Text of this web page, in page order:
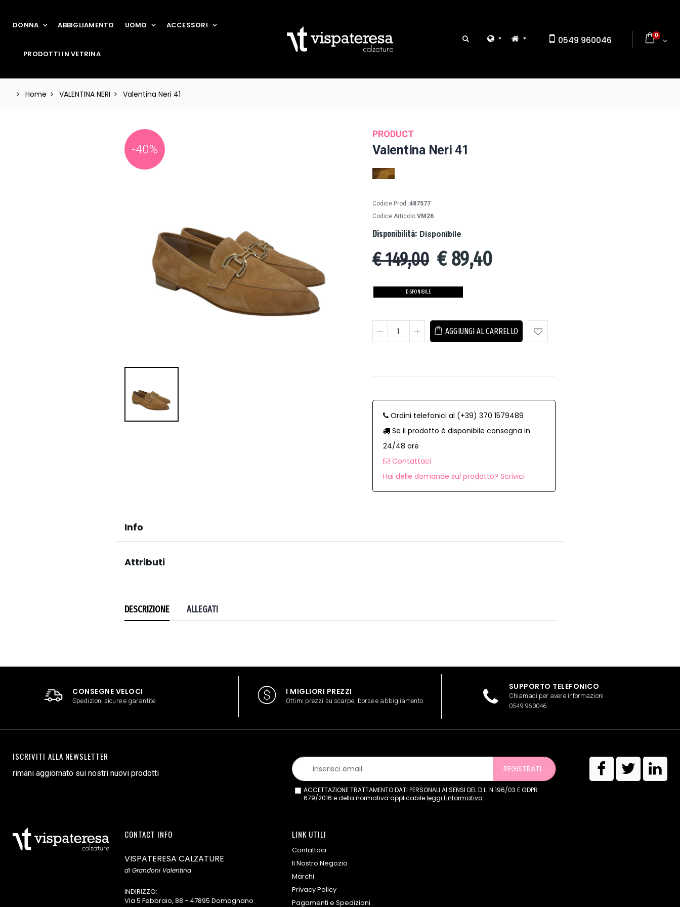
DONNA ABBIGLIAMENTO UOMO ACCESSORI
PRODOTTI IN VETRINA
0549 960046 0
Home VALENTINA NERI Valentina Neri 41
-40%
PRODUCT
Valentina Neri 41
Codice Prod.:487577
Codice Articolo:VM26
Disponibilità: Disponibile
€ 149,00 €89,40
DISPONIBILE
AGGIUNGI AL CARRELLO
Ordini telefonici al (+39) 370 1579489
Se il prodotto è disponibile consegna in
24/48 ore
Contattaci
Hai delle domande sul prodotto? Scrivici
Info
Attributi
DESCRIZIONE ALLEGATI
CONSEGNE VELOCI
Spedizioni sicure e garantite
I MIGLIORI PREZZI
Ottimi prezzi su scarpe, borse e abbigliamento
SUPPORTO TELEFONICO
Chiamaci per avere informazioni
0549 960046
ISCRIVITI ALLA NEWSLETTER
rimani aggiornato sui nostri nuovi prodotti REGISTRATI
ACCETTAZIONE TRATTAMENTO DATI PERSONALI AI SENSI DEL D.L. N.196/03 E GDPR
679/2016 e della normativa applicabileleggi l'informativa
CONTACT INFO
VISPATERESA CALZATURE
di Grandoni Valentina
INDIRIZZO:
Via 5 Febbraio, 88 - 47895 Domagnano
LINK UTILI
Contattaci
Il Nostro Negozio
Marchi
Privacy Policy
Pagamenti e Spedizioni